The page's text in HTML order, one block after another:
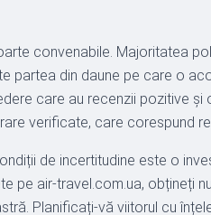
convenabile. Majoritatea
partea din daune pe care o
care au recenzii pozitive
verificate, care corespund
de incertitudine este o
pe air-travel.com.ua, obțineți
Planificați-vă viitorul cu